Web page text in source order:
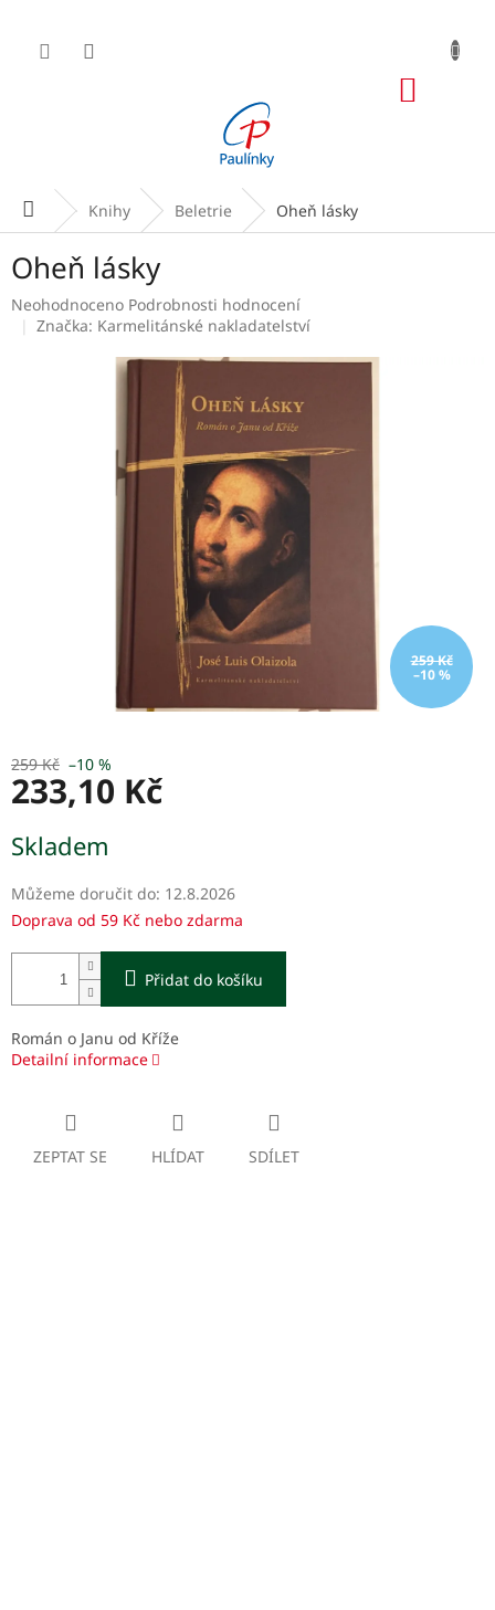
obsah
Domů Knihy Beletrie Oheň lásky
Oheň lásky
Průměrné
hodnocení
Neohodnoceno Podrobnosti hodnocení
Značka: Karmelitánské nakladatelství
259 Kč
–10 %
259 Kč –10 %
233,10 Kč
cena:
Skladem
Můžeme doručit do: 12.8.2026
Doprava od 59 Kč nebo zdarma
Přidat do košíku
Román o Janu od Kříže
Detailní informace
ZEPTAT SE HLÍDAT SDÍLET